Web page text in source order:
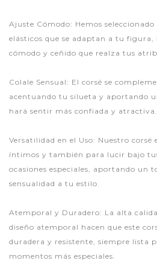
Ajuste Cómodo: Hemos
elásticos que se adaptan a tu
cómodo y ceñido que realza tus
Colale Sensual: El corsé se
acentuando tu silueta y aportando
hará sentir más confiada y atractiva.
Versatilidad en el Uso: Nuestro
íntimos y también para lucir bajo
ocasiones especiales, aportando un
sensualidad a tu estilo.
Atemporal y Duradero: La alta
diseño atemporal hacen que este
duradera y resistente, siempre lista
momentos más especiales.